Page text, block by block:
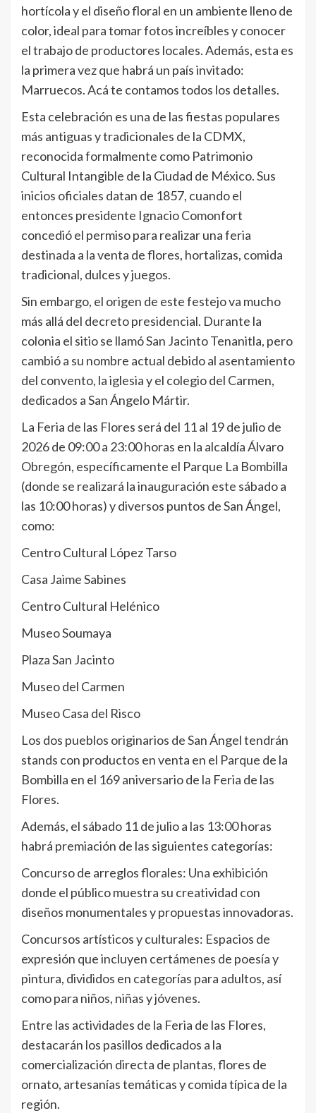
hortícola y el diseño floral en un ambiente lleno de
color, ideal para tomar fotos increíbles y conocer
el trabajo de productores locales. Además, esta es
la primera vez que habrá un país invitado:
Marruecos. Acá te contamos todos los detalles.
Esta celebración es una de las fiestas populares
más antiguas y tradicionales de la CDMX,
reconocida formalmente como Patrimonio
Cultural Intangible de la Ciudad de México. Sus
inicios oficiales datan de 1857, cuando el
entonces presidente Ignacio Comonfort
concedió el permiso para realizar una feria
destinada a la venta de flores, hortalizas, comida
tradicional, dulces y juegos.
Sin embargo, el origen de este festejo va mucho
más allá del decreto presidencial. Durante la
colonia el sitio se llamó San Jacinto Tenanitla, pero
cambió a su nombre actual debido al asentamiento
del convento, la iglesia y el colegio del Carmen,
dedicados a San Ángelo Mártir.
La Feria de las Flores será del 11 al 19 de julio de
2026 de 09:00 a 23:00 horas en la alcaldía Álvaro
Obregón, específicamente el Parque La Bombilla
(donde se realizará la inauguración este sábado a
las 10:00 horas) y diversos puntos de San Ángel,
como:
Centro Cultural López Tarso
Casa Jaime Sabines
Centro Cultural Helénico
Museo Soumaya
Plaza San Jacinto
Museo del Carmen
Museo Casa del Risco
Los dos pueblos originarios de San Ángel tendrán
stands con productos en venta en el Parque de la
Bombilla en el 169 aniversario de la Feria de las
Flores.
Además, el sábado 11 de julio a las 13:00 horas
habrá premiación de las siguientes categorías:
Concurso de arreglos florales: Una exhibición
donde el público muestra su creatividad con
diseños monumentales y propuestas innovadoras.
Concursos artísticos y culturales: Espacios de
expresión que incluyen certámenes de poesía y
pintura, divididos en categorías para adultos, así
como para niños, niñas y jóvenes.
Entre las actividades de la Feria de las Flores,
destacarán los pasillos dedicados a la
comercialización directa de plantas, flores de
ornato, artesanías temáticas y comida típica de la
región.